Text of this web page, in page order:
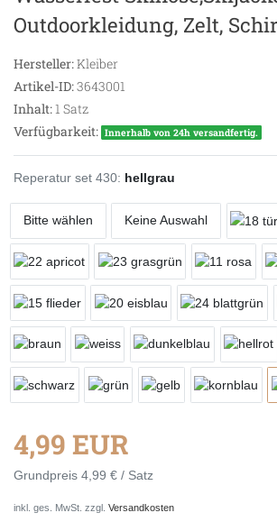
Outdoorkleidung, Zelt,
Hersteller:Kleiber
Artikel-ID:3643001
Inhalt:1 Satz
Verfügbarkeit: Innerhalb von 24h versandfertig.
Reperatur set 430: hellgrau
Bitte wählen Keine Auswahl
4,99 EUR
Grundpreis 4,99 € / Satz
inkl. ges. MwSt. zzgl. Versandkosten